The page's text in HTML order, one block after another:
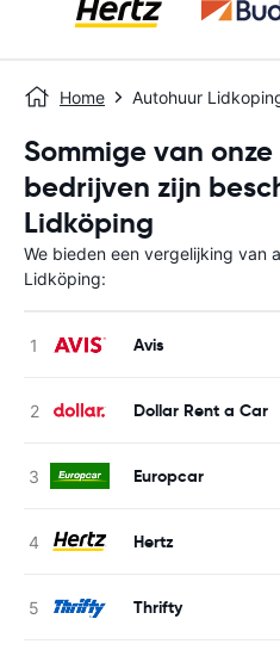
Home Autohuur
Sommige van
bedrijven zijn
Lidköping
We bieden een vergelijking van
Lidköping:
Avis
Dollar Rent a Car
Europcar
Hertz
Thrifty